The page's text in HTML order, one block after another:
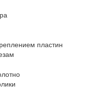
пластин